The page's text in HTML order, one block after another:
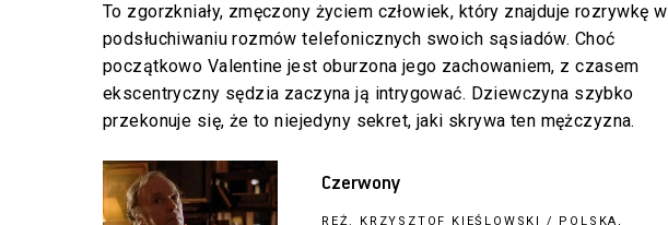
To zgorzkniały, zmęczony życiem człowiek, który znajduje rozrywkę w
podsłuchiwaniu rozmów telefonicznych swoich sąsiadów. Choć
początkowo Valentine jest oburzona jego zachowaniem, z czasem
ekscentryczny sędzia zaczyna ją intrygować. Dziewczyna szybko
przekonuje się, że to niejedyny sekret, jaki skrywa ten mężczyzna.
Czerwony
REŻ. KRZYSZTOF KIEŚLOWSKI
/ POLSKA,